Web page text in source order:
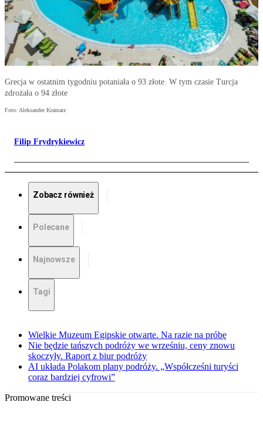
Grecja w ostatnim tygodniu potaniała o 93 złote. W tym czasie Turcja
zdrożała o 94 złote
Foto: Aleksander Kramarz
Filip Frydrykiewicz
Zobacz również
Polecane
Najnowsze
Tagi
Wielkie Muzeum Egipskie otwarte. Na razie na próbę
Nie będzie tańszych podróży we wrześniu, ceny znowu
skoczyły. Raport z biur podróży
AI układa Polakom plany podróży. „Współcześni turyści
coraz bardziej cyfrowi”
Promowane treści